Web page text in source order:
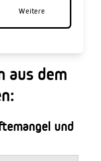
Weitere
aus dem
und